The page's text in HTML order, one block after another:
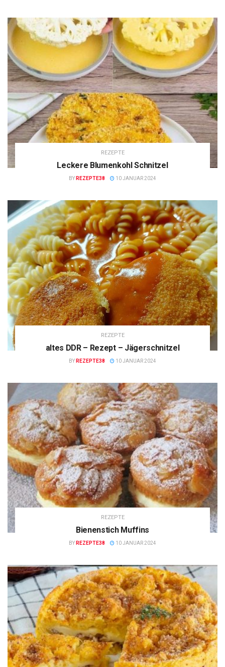
REZEPTE
Leckere Blumenkohl Schnitzel
BY REZEPTE38 10 JANUAR 2024
REZEPTE
altes DDR – Rezept – Jägerschnitzel
BY REZEPTE38 10 JANUAR 2024
REZEPTE
Bienenstich Muffins
BY REZEPTE38 10 JANUAR 2024